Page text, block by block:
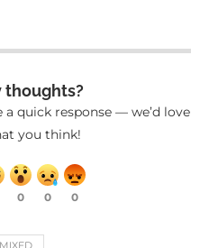
thoughts?
quick response — we’d love
you think!
0 0 0
MIXED